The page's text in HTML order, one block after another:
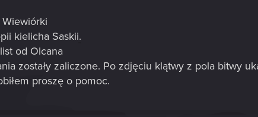
kielicha Saskii.
od Olcana
zostały zaliczone. Po zdjęciu klątwy z pola bitwy
proszę o pomoc.